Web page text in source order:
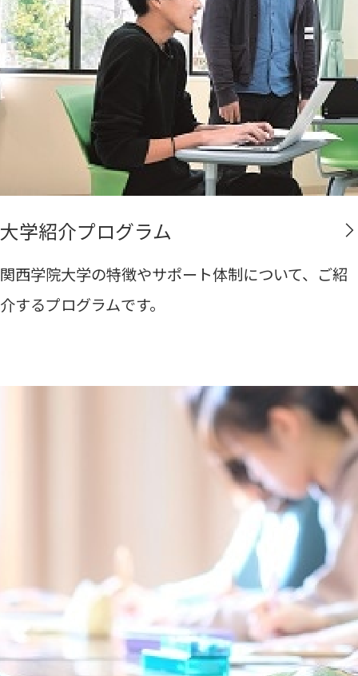
大学紹介プログラム
関西学院大学の特徴やサポート体制について、ご紹
介するプログラムです。